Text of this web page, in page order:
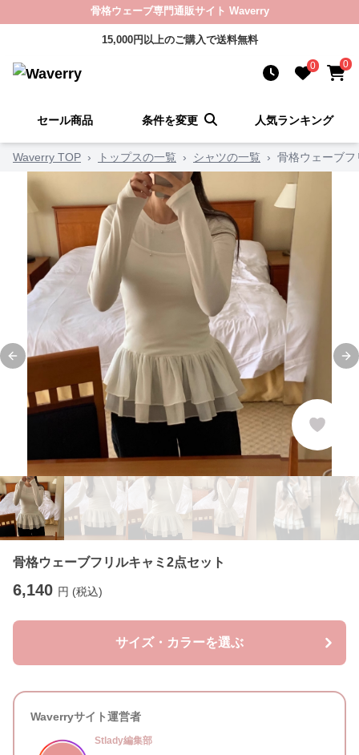
骨格ウェーブ専門通販サイト Waverry
15,000円以上のご購入で送料無料
0 0
セール商品 条件を変更 人気ランキング
Waverry TOP › トップスの一覧 › シャツの一覧 › 骨格ウェーブ
Previous slide
骨格ウェーブフリルキャミ2点セット
6,140 円 (税込)
サイズ・カラーを選ぶ
Waverryサイト運営者
Stlady編集部